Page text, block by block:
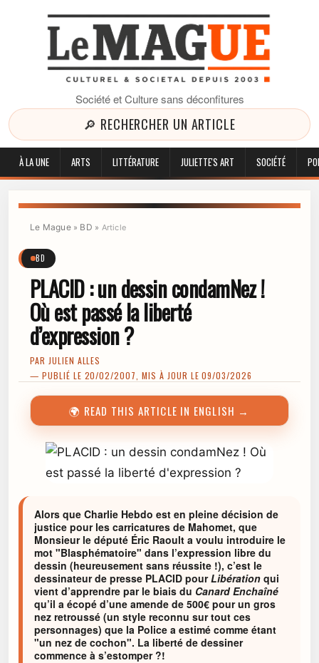
Société et Culture sans déconfitures
🔎 RECHERCHER UN ARTICLE
À LA UNE ARTS LITTÉRATURE JULIETTE'S ART SOCIÉTÉ
Le Mague» BD » Article
BD
PLACID : un dessin condamNez !
Où est passé la liberté
d’expression ?
PAR JULIEN ALLES
— PUBLIÉ LE 20/02/2007, MIS À JOUR LE 09/03/2026
🌍 READ THIS ARTICLE IN ENGLISH →
Alors que Charlie Hebdo est en pleine décision de
justice pour les carricatures de Mahomet, que
Monsieur le député Éric Raoult a voulu introduire le
mot "Blasphématoire" dans l’expression libre du
dessin (heureusement sans réussite !), c’est le
dessinateur de presse PLACID pourLibération qui
vient d’apprendre par le biais du Canard Enchaîné
qu’il a écopé d’une amende de 500€ pour un gros
nez retroussé (un style reconnu sur tout ces
personnages) que la Police a estimé comme étant
"un nez de cochon". La liberté de dessiner
commence à s’estomper ?!